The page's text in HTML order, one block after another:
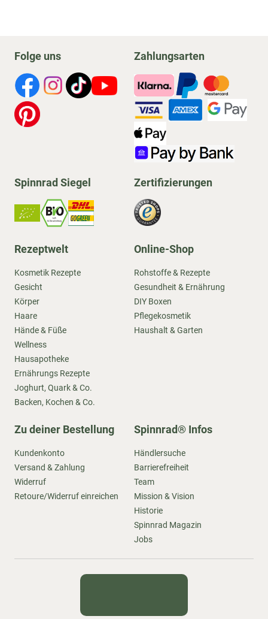
Folge uns Zahlungsarten
Spinnrad Siegel Zertifizierungen
Rezeptwelt
Kosmetik Rezepte
Gesicht
Körper
Haare
Hände & Füße
Wellness
Hausapotheke
Ernährungs Rezepte
Joghurt, Quark & Co.
Backen, Kochen & Co.
Online-Shop
Rohstoffe & Rezepte
Gesundheit & Ernährung
DIY Boxen
Pflegekosmetik
Haushalt & Garten
Zu deiner Bestellung
Kundenkonto
Versand & Zahlung
Widerruf
Retoure/Widerruf einreichen
Spinnrad® Infos
Händlersuche
Barrierefreiheit
Team
Mission & Vision
Historie
Spinnrad Magazin
Jobs